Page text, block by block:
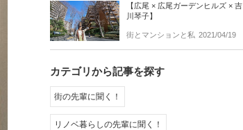
【広尾 × 広尾ガーデンヒルズ × 吉
川琴子】
街とマンションと私 2021/04/19
カテゴリから記事を探す
街の先輩に聞く！
リノベ暮らしの先輩に聞く！